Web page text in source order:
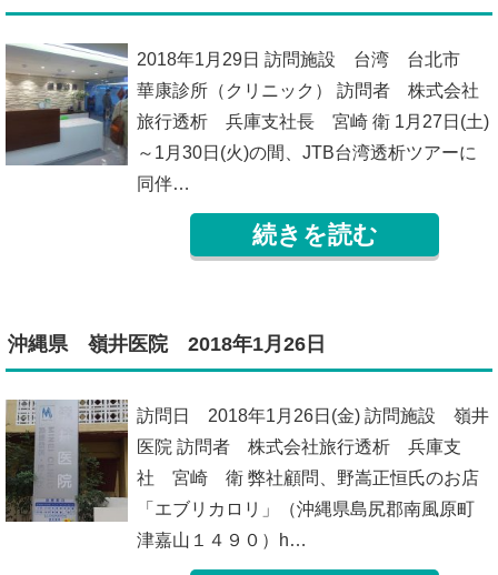
2018年1月29日 訪問施設 台湾 台北市
華康診所（クリニック） 訪問者 株式会社
旅行透析 兵庫支社長 宮崎 衛 1月27日(土)
～1月30日(火)の間、JTB台湾透析ツアーに
同伴…
続きを読む
沖縄県 嶺井医院 2018年1月26日
訪問日 2018年1月26日(金) 訪問施設 嶺井
医院 訪問者 株式会社旅行透析 兵庫支
社 宮崎 衛 弊社顧問、野嵩正恒氏のお店
「エブリカロリ」（沖縄県島尻郡南風原町
津嘉山１４９０）h…